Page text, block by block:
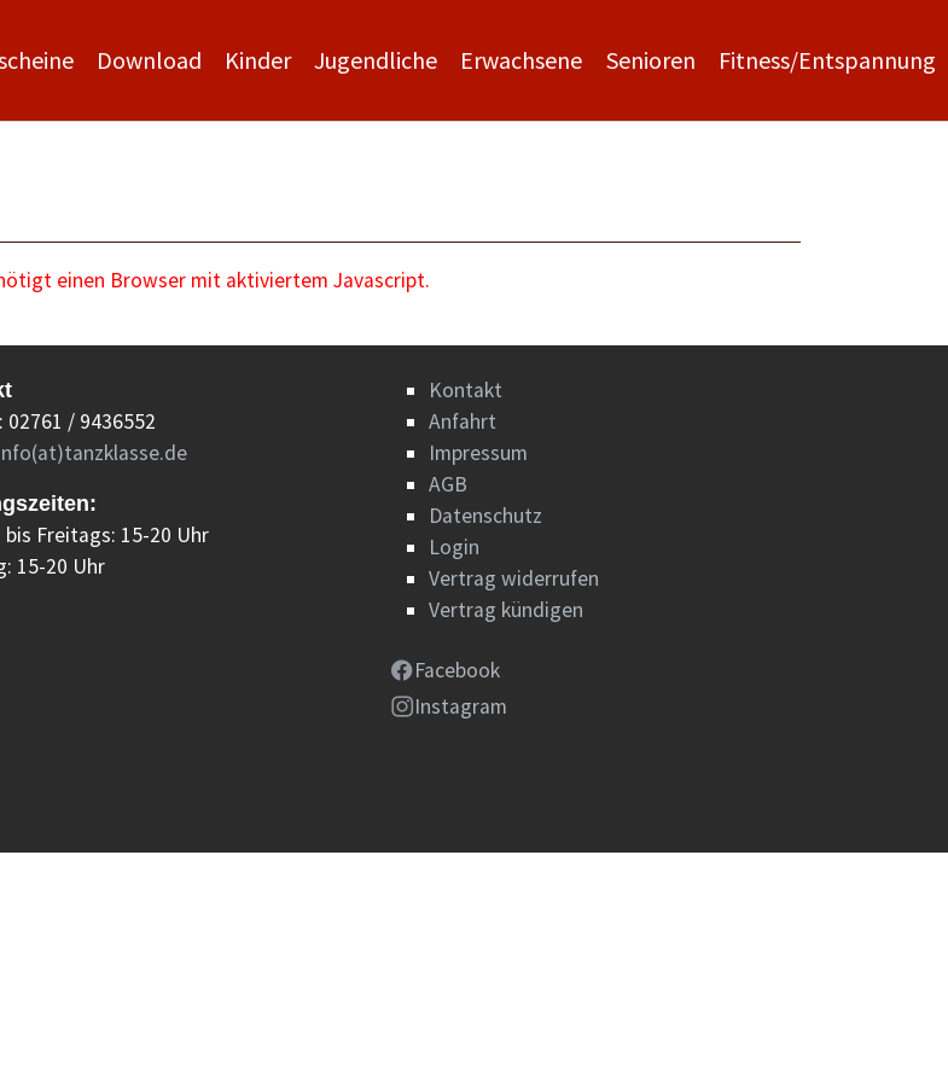
Download Kinder Jugendliche Erwachsene Senioren Fitness/Entspannung
einen Browser mit aktiviertem Javascript.
02761 / 9436552
Freitags: 15-20 Uhr
15-20 Uhr
Kontakt
Anfahrt
Impressum
AGB
Datenschutz
Login
Vertrag widerrufen
Vertrag kündigen
Facebook
Instagram